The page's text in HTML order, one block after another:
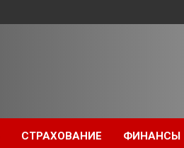
СТРАХОВАНИЕ ФИНАНСЫ